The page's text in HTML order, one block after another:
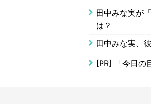
田中みな実が
は？
田中みな実、
[PR] 「今日の